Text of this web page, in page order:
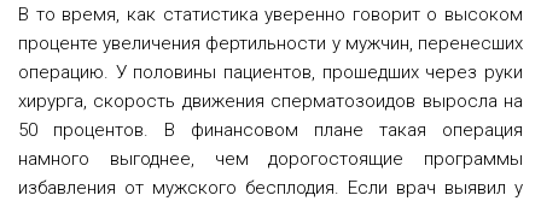
В то время, как статистика уверенно говорит о высоком
проценте увеличения фертильности у мужчин, перенесших
операцию. У половины пациентов, прошедших через руки
хирурга, скорость движения сперматозоидов выросла на
50 процентов. В финансовом плане такая операция
намного выгоднее, чем дорогостоящие программы
избавления от мужского бесплодия. Если врач выявил у